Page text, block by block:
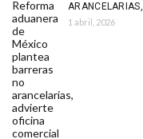
1 abril, 2026